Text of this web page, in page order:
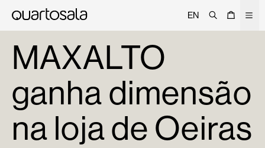
Sobre
Projetos
Trade
Signature
Curated
EN
MAXALTO
ganha dimensão
na loja de Oeiras